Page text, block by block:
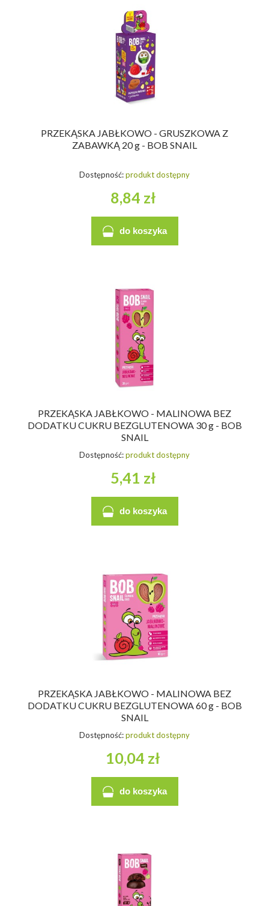
PRZEKĄSKA JABŁKOWO - GRUSZKOWA Z
ZABAWKĄ 20 g - BOB SNAIL
Dostępność:produkt dostępny
8,84 zł
do koszyka
PRZEKĄSKA JABŁKOWO - MALINOWA BEZ
DODATKU CUKRU BEZGLUTENOWA 30 g - BOB
SNAIL
Dostępność:produkt dostępny
5,41 zł
do koszyka
PRZEKĄSKA JABŁKOWO - MALINOWA BEZ
DODATKU CUKRU BEZGLUTENOWA 60 g - BOB
SNAIL
Dostępność:produkt dostępny
10,04 zł
do koszyka